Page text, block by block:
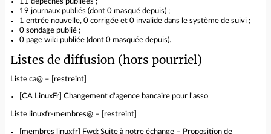
19 journaux publiés (dont 0 masqué depuis) ;
1 entrée nouvelle, 0 corrigée et 0 invalide dans le système de suivi ;
0 sondage publié ;
0 page wiki publiée (dont 0 masquée depuis).
Listes de diffusion (hors pourriel)
Liste ca@ – [restreint]
[CA LinuxFr] Changement d'agence bancaire pour l'asso
Liste linuxfr-membres@ – [restreint]
[membres linuxfr] Fwd: Suite à notre échange – Proposition de